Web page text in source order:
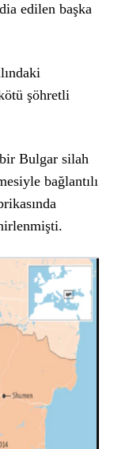
edilen başka
şöhretli
Bulgar silah
bağlantılı